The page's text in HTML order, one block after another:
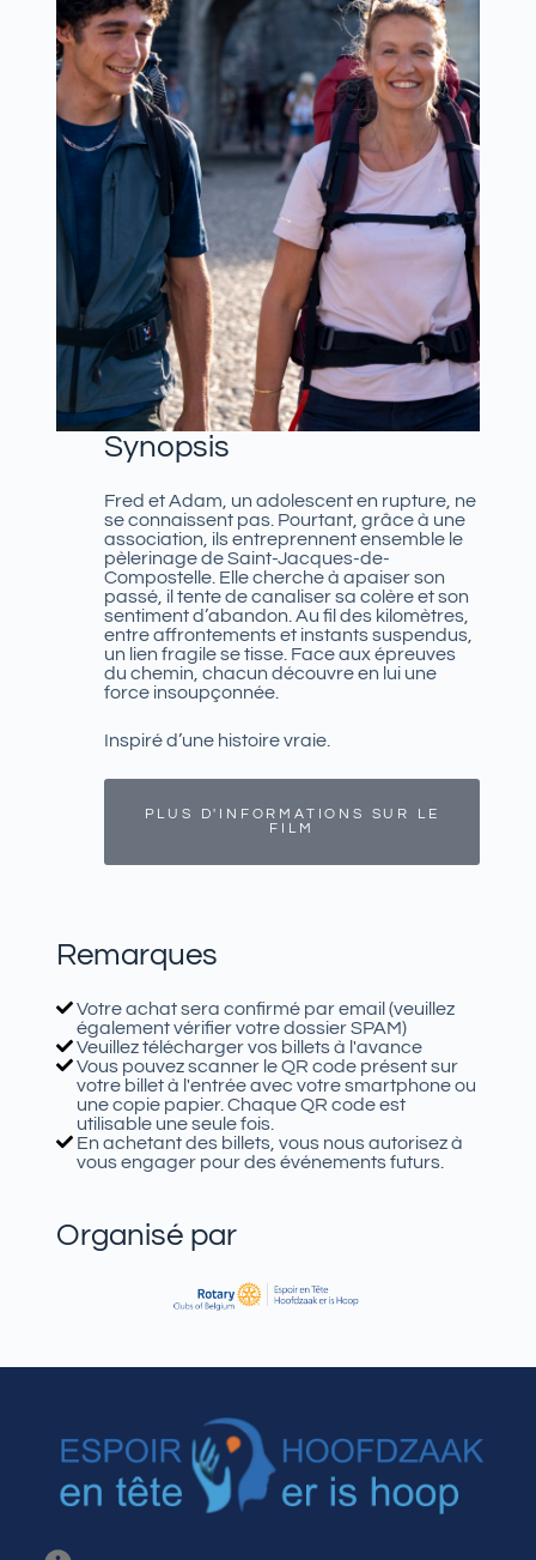
Synopsis
Fred et Adam, un adolescent en rupture, ne
se connaissent pas. Pourtant, grâce à une
association, ils entreprennent ensemble le
pèlerinage de Saint-Jacques-de-
Compostelle. Elle cherche à apaiser son
passé, il tente de canaliser sa colère et son
sentiment d’abandon. Au fil des kilomètres,
entre affrontements et instants suspendus,
un lien fragile se tisse. Face aux épreuves
du chemin, chacun découvre en lui une
force insoupçonnée.
Inspiré d’une histoire vraie.
PLUS D'INFORMATIONS SUR LE
FILM
Remarques
Votre achat sera confirmé par email (veuillez
également vérifier votre dossier SPAM)
Veuillez télécharger vos billets à l'avance
Vous pouvez scanner le QR code présent sur
votre billet à l'entrée avec votre smartphone ou
une copie papier. Chaque QR code est
utilisable une seule fois.
En achetant des billets, vous nous autorisez à
vous engager pour des événements futurs.
Organisé par